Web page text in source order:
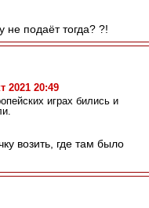
не подаёт тогда? ?!
2021 20:49
играх бились и
возить, где там было